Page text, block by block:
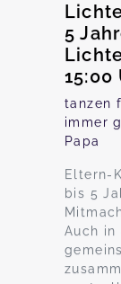
5
15:00
tanzen
immer
Papa
Eltern-
bis 5
Auch